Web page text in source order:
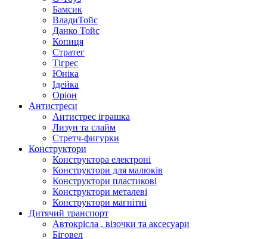
Бамсик
ВладиТойс
Данко Тойс
Копиця
Стратег
Тігрес
Юніка
Ідейка
Оріон
Антистреси
Антистрес іграшка
Лизун та слайм
Стретч-фигурки
Конструктори
Конструктора електроні
Конструктори для малюків
Конструктори пластикові
Конструктори металеві
Конструктори магнітні
Дитячий транспорт
Автокрісла , візочки та аксесуари
Біговел